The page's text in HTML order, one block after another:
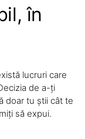
în
lucruri care
de a-ți
doar tu știi cât te
să expui.